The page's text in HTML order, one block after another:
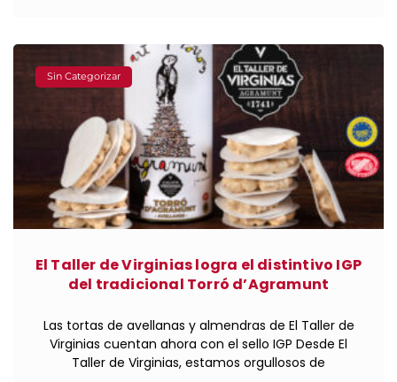
Sin Categorizar
El Taller de Virginias logra el distintivo IGP
del tradicional Torró d’Agramunt
Las tortas de avellanas y almendras de El Taller de
Virginias cuentan ahora con el sello IGP Desde El
Taller de Virginias, estamos orgullosos de